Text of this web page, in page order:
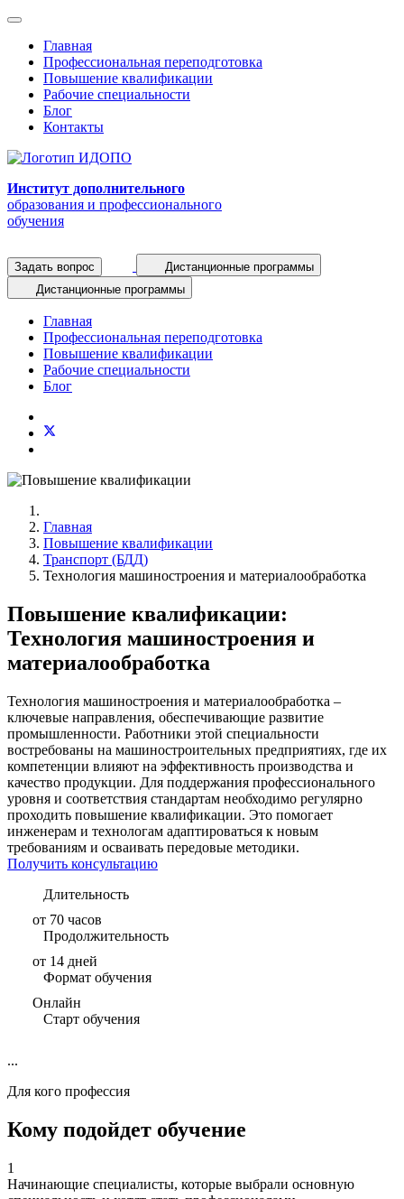
Главная
Профессиональная переподготовка
Повышение квалификации
Рабочие специальности
Блог
Контакты
Институт дополнительного
образования и профессионального
обучения
Задать вопрос
Дистанционные программы
Дистанционные программы
Главная
Профессиональная переподготовка
Повышение квалификации
Рабочие специальности
Блог
Главная
Повышение квалификации
Транспорт (БДД)
Технология машиностроения и материалообработка
Повышение квалификации:
Технология машиностроения и
материалообработка
Технология машиностроения и материалообработка –
ключевые направления, обеспечивающие развитие
промышленности. Работники этой специальности
востребованы на машиностроительных предприятиях, где их
компетенции влияют на эффективность производства и
качество продукции. Для поддержания профессионального
уровня и соответствия стандартам необходимо регулярно
проходить повышение квалификации. Это помогает
инженерам и технологам адаптироваться к новым
требованиям и осваивать передовые методики.
Получить консультацию
Длительность
от 70 часов
Продолжительность
от 14 дней
Формат обучения
Онлайн
Старт обучения
...
Для кого профессия
Кому подойдет обучение
1
Начинающие специалисты, которые выбрали основную